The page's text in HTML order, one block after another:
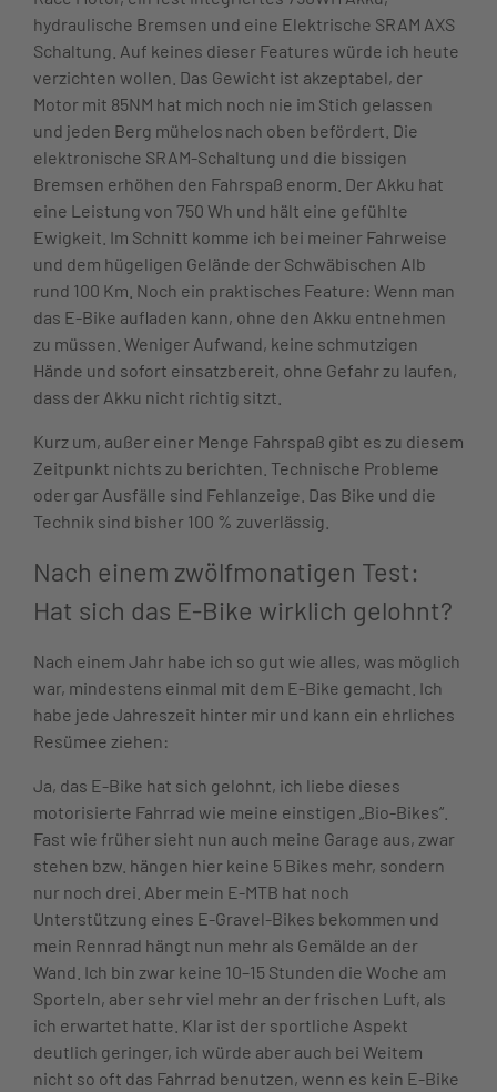
hydraulische Bremsen und eine Elektrische SRAM AXS
Schaltung. Auf keines dieser Features würde ich heute
verzichten wollen. Das Gewicht ist akzeptabel, der
Motor mit 85NM hat mich noch nie im Stich gelassen
und jeden Berg mühelos nach oben befördert. Die
elektronische SRAM-Schaltung und die bissigen
Bremsen erhöhen den Fahrspaß enorm. Der Akku hat
eine Leistung von 750 Wh und hält eine gefühlte
Ewigkeit. Im Schnitt komme ich bei meiner Fahrweise
und dem hügeligen Gelände der Schwäbischen Alb
rund 100 Km. Noch ein praktisches Feature: Wenn man
das E-Bike aufladen kann, ohne den Akku entnehmen
zu müssen. Weniger Aufwand, keine schmutzigen
Hände und sofort einsatzbereit, ohne Gefahr zu laufen,
dass der Akku nicht richtig sitzt.
Kurz um, außer einer Menge Fahrspaß gibt es zu diesem
Zeitpunkt nichts zu berichten. Technische Probleme
oder gar Ausfälle sind Fehlanzeige. Das Bike und die
Technik sind bisher 100 % zuverlässig.
Nach einem zwölfmonatigen Test:
Hat sich das E-Bike wirklich gelohnt?
Nach einem Jahr habe ich so gut wie alles, was möglich
war, mindestens einmal mit dem E-Bike gemacht. Ich
habe jede Jahreszeit hinter mir und kann ein ehrliches
Resümee ziehen:
Ja, das E-Bike hat sich gelohnt, ich liebe dieses
motorisierte Fahrrad wie meine einstigen „Bio-Bikes“.
Fast wie früher sieht nun auch meine Garage aus, zwar
stehen bzw. hängen hier keine 5 Bikes mehr, sondern
nur noch drei. Aber mein E-MTB hat noch
Unterstützung eines E-Gravel-Bikes bekommen und
mein Rennrad hängt nun mehr als Gemälde an der
Wand. Ich bin zwar keine 10–15 Stunden die Woche am
Sporteln, aber sehr viel mehr an der frischen Luft, als
ich erwartet hatte. Klar ist der sportliche Aspekt
deutlich geringer, ich würde aber auch bei Weitem
nicht so oft das Fahrrad benutzen, wenn es kein E-Bike